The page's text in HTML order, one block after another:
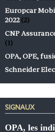
Europcar
2022 (2)
CNP
(1)
OPA, OPE,
Schneider
SIGNAUX
OPA, les